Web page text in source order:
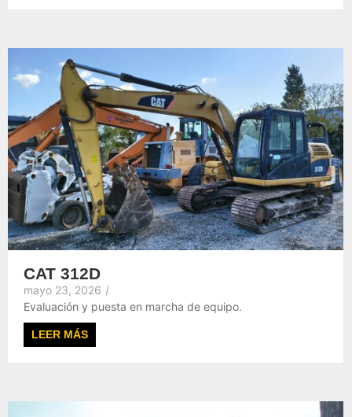
CAT 312D
mayo 23, 2026 /
Evaluación y puesta en marcha de equipo.
LEER MÁS